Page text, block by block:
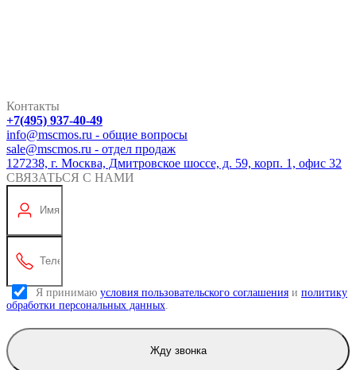
Контакты
+7(495) 937-40-49
info@mscmos.ru - общие вопросы
sale@mscmos.ru - отдел продаж
127238, г. Москва, Дмитровское шоссе, д. 59, корп. 1, офис 32
СВЯЗАТЬСЯ С НАМИ
Я принимаю условия пользовательского соглашения и политику
обработки персональных данных
Жду звонка